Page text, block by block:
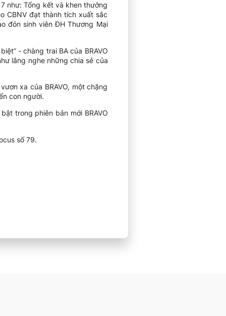
như: Tổng kết và khen thưởng
CBNV đạt thành tích xuất sắc
đón sinh viên ĐH Thương Mại
- chàng trai BA của BRAVO
lắng nghe những chia sẻ của
xa của BRAVO, một chặng
con người.
trong phiên bản mới BRAVO
số 79.